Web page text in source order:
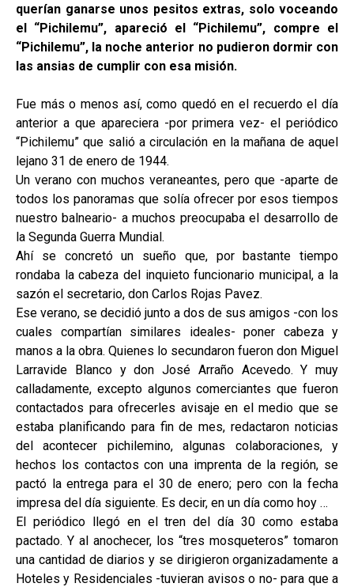
querían ganarse unos pesitos extras, solo voceando
el “Pichilemu”, apareció el “Pichilemu”, compre el
“Pichilemu”, la noche anterior no pudieron dormir con
las ansias de cumplir con esa misión.
Fue más o menos así, como quedó en el recuerdo el día
anterior a que apareciera -por primera vez- el periódico
“Pichilemu” que salió a circulación en la mañana de aquel
lejano 31 de enero de 1944.
Un verano con muchos veraneantes, pero que -aparte de
todos los panoramas que solía ofrecer por esos tiempos
nuestro balneario- a muchos preocupaba el desarrollo de
la Segunda Guerra Mundial.
Ahí se concretó un sueño que, por bastante tiempo
rondaba la cabeza del inquieto funcionario municipal, a la
sazón el secretario, don Carlos Rojas Pavez.
Ese verano, se decidió junto a dos de sus amigos -con los
cuales compartían similares ideales- poner cabeza y
manos a la obra. Quienes lo secundaron fueron don Miguel
Larravide Blanco y don José Arraño Acevedo. Y muy
calladamente, excepto algunos comerciantes que fueron
contactados para ofrecerles avisaje en el medio que se
estaba planificando para fin de mes, redactaron noticias
del acontecer pichilemino, algunas colaboraciones, y
hechos los contactos con una imprenta de la región, se
pactó la entrega para el 30 de enero; pero con la fecha
impresa del día siguiente. Es decir, en un día como hoy …
El periódico llegó en el tren del día 30 como estaba
pactado. Y al anochecer, los “tres mosqueteros” tomaron
una cantidad de diarios y se dirigieron organizadamente a
Hoteles y Residenciales -tuvieran avisos o no- para que a